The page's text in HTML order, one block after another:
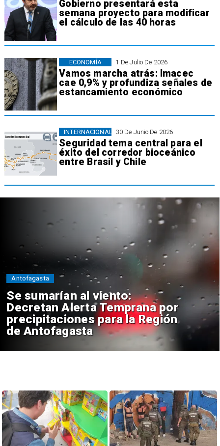
Gobierno presentará esta
semana proyecto para modificar
el cálculo de las 40 horas
1 De Julio De 2026
Vamos marcha atrás: Imacec
cae 0,9% y profundiza señales de
estancamiento económico
ECONOMÍA
30 De Junio De 2026
Seguridad tema central para el
éxito del corredor bioceánico
entre Brasil y Chile
INTERNACIONAL
Se sumarían al viento:
Decretan Alerta Temprana por
precipitaciones para la Región
de Antofagasta
Antofagasta